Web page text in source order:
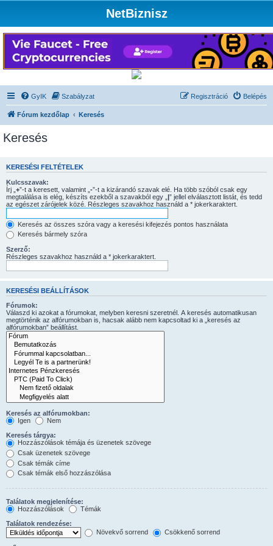
NetBiznisz
GyIK Szabályzat Belépés
Regisztráció
Fórum kezdőlap Keresés
Keresés
KERESÉSI FELTÉTELEK
Kulcsszavak:
Írj „ +”-t a keresett, valamint „ -”-t a kizárandó szavak elé. Ha több szóból csak egy
megtalálása is elég, készíts ezekből a szavakból egy „ |” jellel elválasztott listát, és tedd
az egészet zárójelek közé. Részleges szavakhoz használd a * jokerkaraktert.
Keresés az összes szóra vagy a keresési kifejezés pontos használata
Keresés bármely szóra
Szerző:
Részleges szavakhoz használd a * jokerkaraktert.
KERESÉSI BEÁLLÍTÁSOK
Fórumok:
Válaszd ki azokat a fórumokat, melyben keresni szeretnél. A keresés automatikusan
megtörténik az alfórumokban is, hacsak alább nem kapcsoltad ki a „keresés az
alfórumokban” beállítást.
Keresés az alfórumokban:
Igen
Nem
Keresés tárgya:
Hozzászólások témája és üzenetek szövege
Csak üzenetek szövege
Csak témák címe
Csak témák első hozzászólása
Találatok megjelenítése:
Hozzászólások
Témák
Találatok rendezése:
Növekvő sorrend
Csökkenő sorrend